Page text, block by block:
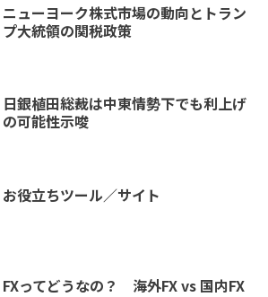
ニューヨーク株式市場の動向とトラン
プ大統領の関税政策
日銀植田総裁は中東情勢下でも利上げ
の可能性示唆
お役立ちツール／サイト
FXってどうなの？ 海外FX vs 国内FX